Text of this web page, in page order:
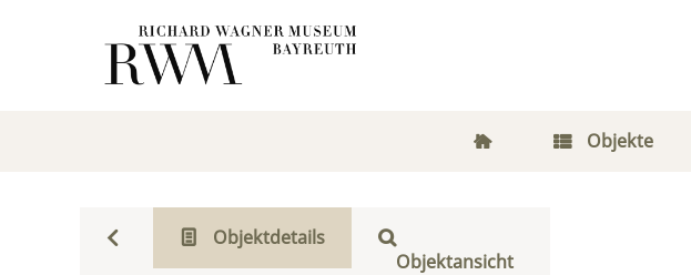
Objekte
Objektdetails
Objektansicht